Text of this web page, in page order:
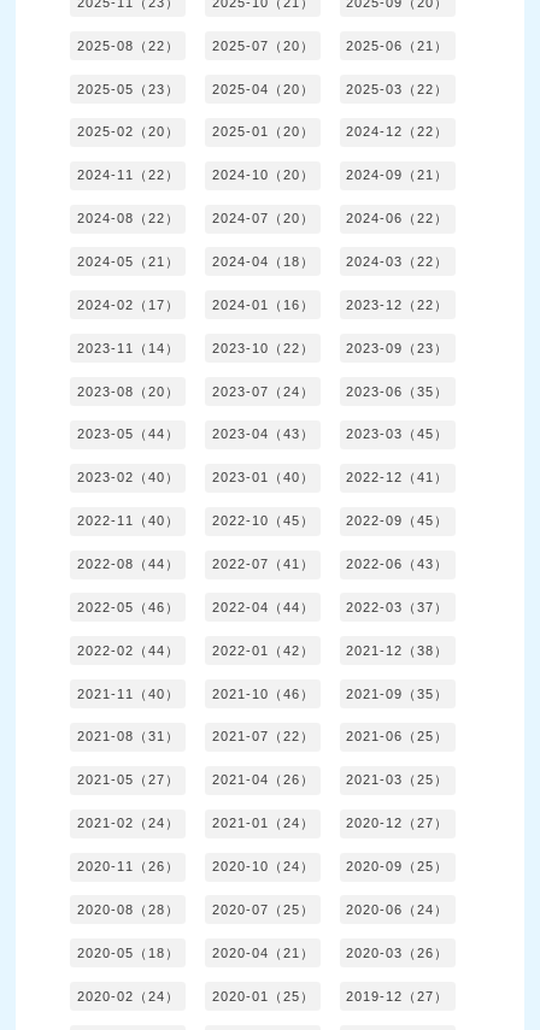
2025-08（22） 2025-07（20） 2025-06（21）
2025-05（23） 2025-04（20） 2025-03（22）
2025-02（20） 2025-01（20） 2024-12（22）
2024-11（22） 2024-10（20） 2024-09（21）
2024-08（22） 2024-07（20） 2024-06（22）
2024-05（21） 2024-04（18） 2024-03（22）
2024-02（17） 2024-01（16） 2023-12（22）
2023-11（14） 2023-10（22） 2023-09（23）
2023-08（20） 2023-07（24） 2023-06（35）
2023-05（44） 2023-04（43） 2023-03（45）
2023-02（40） 2023-01（40） 2022-12（41）
2022-11（40） 2022-10（45） 2022-09（45）
2022-08（44） 2022-07（41） 2022-06（43）
2022-05（46） 2022-04（44） 2022-03（37）
2022-02（44） 2022-01（42） 2021-12（38）
2021-11（40） 2021-10（46） 2021-09（35）
2021-08（31） 2021-07（22） 2021-06（25）
2021-05（27） 2021-04（26） 2021-03（25）
2021-02（24） 2021-01（24） 2020-12（27）
2020-11（26） 2020-10（24） 2020-09（25）
2020-08（28） 2020-07（25） 2020-06（24）
2020-05（18） 2020-04（21） 2020-03（26）
2020-02（24） 2020-01（25） 2019-12（27）